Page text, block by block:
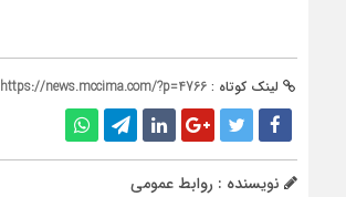
لینک کوتاه : https://news.mccima.com/?p=4766
نویسنده : روابط عمومی